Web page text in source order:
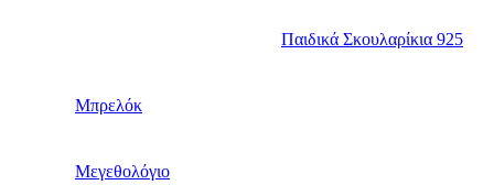
Παιδικά Σκουλαρίκια 925
Μπρελόκ
Μεγεθολόγιο